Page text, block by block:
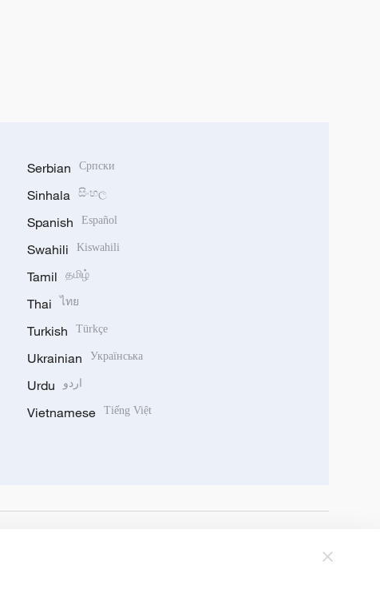
Serbian Српски
Sinhala සිංහල
Spanish Español
Swahili Kiswahili
Tamil தமிழ்
Thai ไทย
Turkish Türkçe
Ukrainian Українська
Urdu اردو
Vietnamese Tiếng Việt